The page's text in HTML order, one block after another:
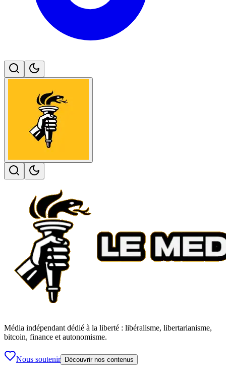
Média indépendant dédié à la liberté : libéralisme, libertarianisme,
bitcoin, finance et autonomisme.
Nous soutenir Découvrir nos contenus